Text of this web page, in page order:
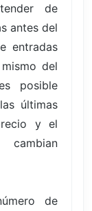
de
antes del
entradas
del
posible
últimas
y el
de